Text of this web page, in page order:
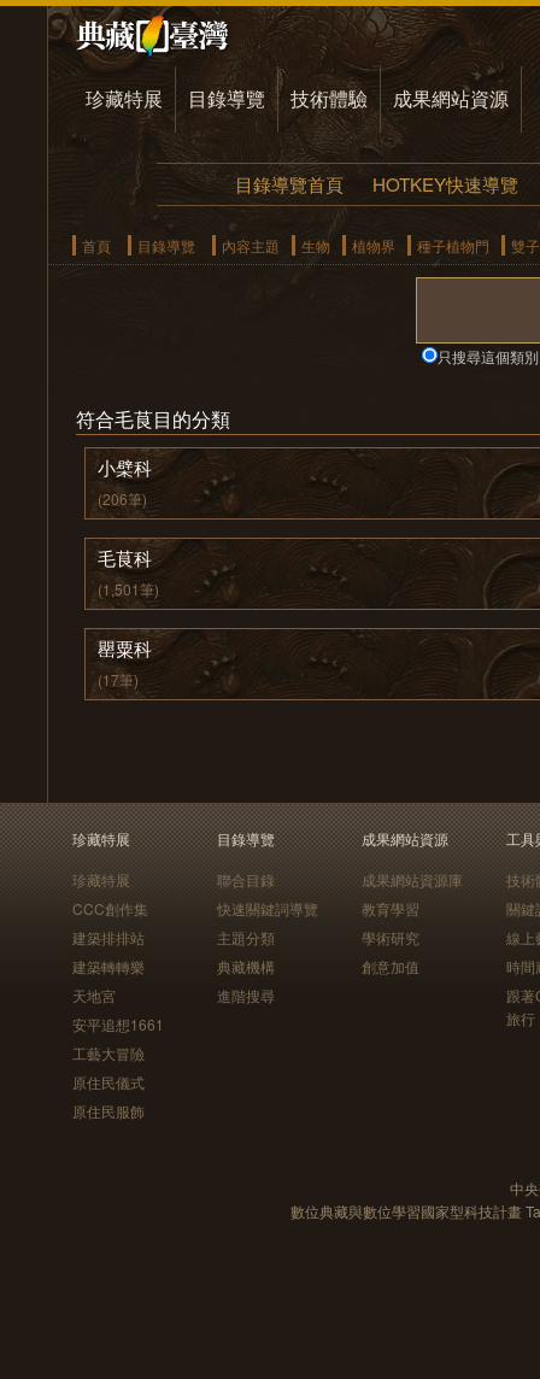
珍藏特展 目錄導覽 技術體驗 成果網站資源
目錄導覽首頁 HOTKEY快速導覽
首頁 目錄導覽 內容主題 生物 植物界 種子植物門 雙
只搜尋這個類別
符合毛茛目的分類
小檗科
(206筆)
毛茛科
(1,501筆)
罌粟科
(17筆)
珍藏特展
珍藏特展
CCC創作集
建築排排站
建築轉轉樂
天地宮
安平追想1661
工藝大冒險
原住民儀式
原住民服飾
目錄導覽
聯合目錄
快速關鍵詞導覽
主題分類
典藏機構
進階搜尋
成果網站資源
成果網站資源庫
教育學習
學術研究
創意加值
工具
技術
關鍵
線上
時間
跟
旅行
中
數位典藏與數位學習國家型科技計畫